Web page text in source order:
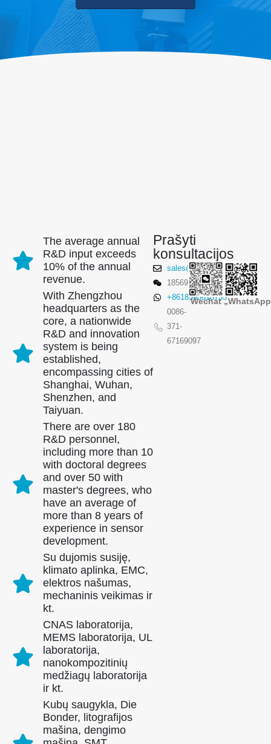
The average annual
R&D input exceeds
10% of the annual
revenue.
With Zhengzhou
headquarters as the
core, a nationwide
R&D and innovation
system is being
established,
encompassing cities of
Shanghai, Wuhan,
Shenzhen, and
Taiyuan.
There are over 180
R&D personnel,
including more than 10
with doctoral degrees
and over 50 with
master's degrees, who
have an average of
more than 8 years of
experience in sensor
development.
Su dujomis susiję,
klimato aplinka, EMC,
elektros našumas,
mechaninis veikimas ir
kt.
CNAS laboratorija,
MEMS laboratorija, UL
laboratorija,
nanokompozitinių
medžiagų laboratorija
ir kt.
Kubų saugykla, Die
Bonder, litografijos
mašina, dengimo
Prašyti
konsultacijos
sales@winsensor.com
18569903598
+8618595618735
0086-
371-
67169097
Wechat
Susisiekite su mumis
: Nr.299 Jinsuo Road, Nacionalinė aukštųjų technologijų zona,
Zhengzhou
Tel: 0086-371-67169097